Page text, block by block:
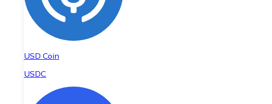
USD Coin
USDC